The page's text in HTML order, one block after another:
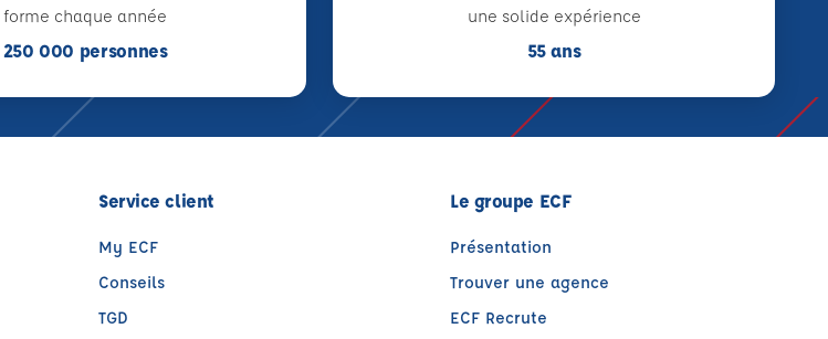
forme chaque année
250 000 personnes
une solide expérience
55 ans
Service client
My ECF
Conseils
TGD
Le groupe ECF
Présentation
Trouver une agence
ECF Recrute